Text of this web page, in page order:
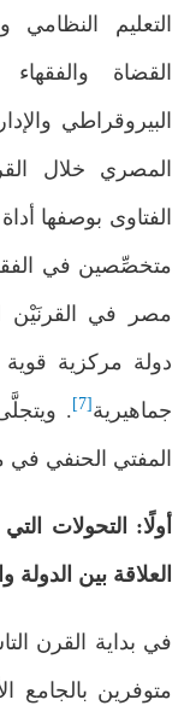
التعليم
القضاة
البيروقراطي
المصري خلال
الفتاوى بوصفها
متخصِّصين في
مصر في القرنَيْن
دولة مركزية
جماهيرية [7]
.
المفتي الحنفي
أولًا: التحولات
العلاقة بين الدولة
في بداية القرن
متوفرين بالجامع